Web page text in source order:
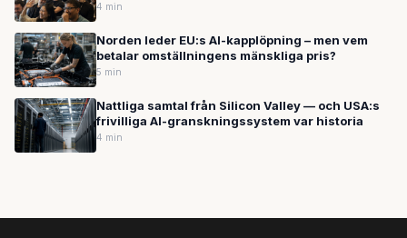
4 min
Norden leder EU:s AI-kapplöpning – men vem
betalar omställningens mänskliga pris?
5 min
Nattliga samtal från Silicon Valley — och USA:s
frivilliga AI-granskningssystem var historia
4 min